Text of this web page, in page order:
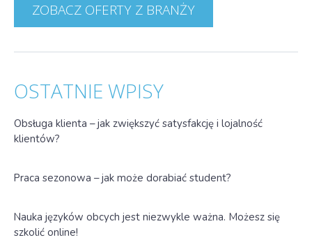
ZOBACZ OFERTY Z BRANŻY
OSTATNIE WPISY
Obsługa klienta – jak zwiększyć satysfakcję i lojalność
klientów?
Praca sezonowa – jak może dorabiać student?
Nauka języków obcych jest niezwykle ważna. Możesz się
szkolić online!